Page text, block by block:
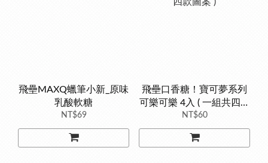
飛壘MAXQ蠟筆小新_原味
乳酸軟糖
NT$69
飛壘口香糖！寶可夢系列
可樂可樂 4入 ( 一組共四款
圖案 )
NT$60